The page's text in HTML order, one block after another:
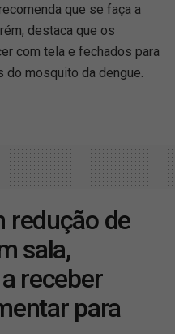
que se faça a
destaca que os
com tela e fechados para
mosquito da dengue.
redução de
sala,
receber
para